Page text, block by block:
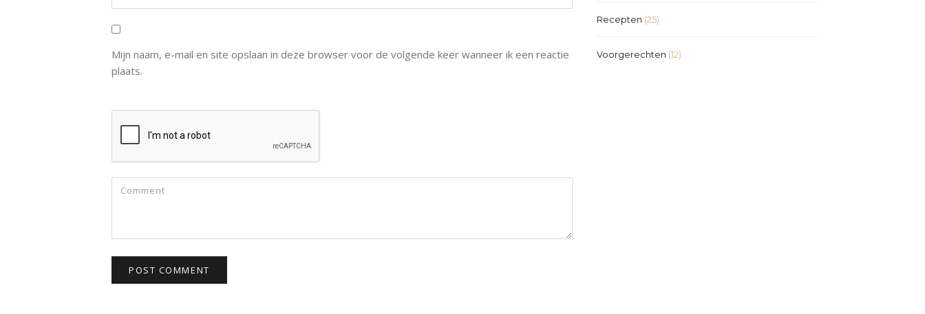
Mijn naam, e-mail en site opslaan in deze browser voor de volgende keer wanneer ik een reactie
plaats.
Recepten (25)
Voorgerechten (12)